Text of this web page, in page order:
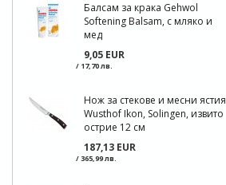
Балсам за крака Gehwol
Softening Balsam, с мляко и
мед
9,05 EUR
/ 17,70 лв.
Нож за стекове и месни ястия
Wusthof Ikon, Solingen, извито
острие 12 см
187,13 EUR
/ 365,99 лв.